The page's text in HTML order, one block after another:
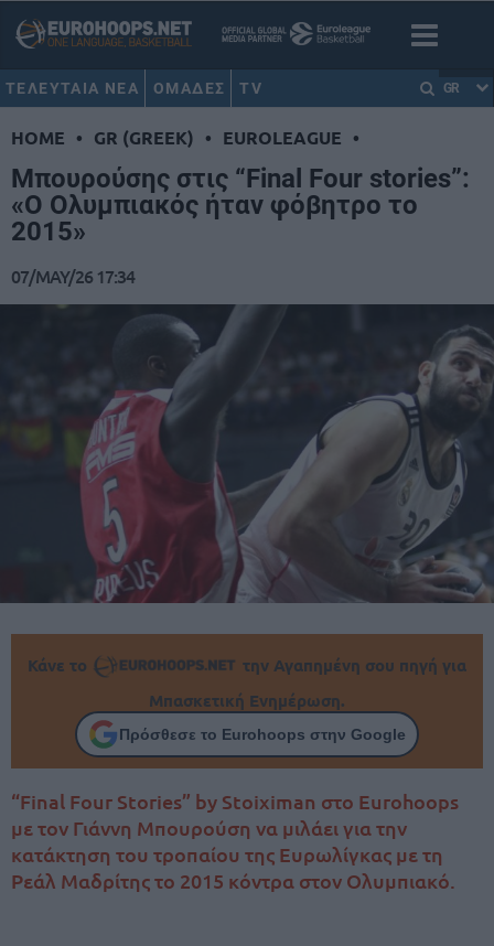
ΤΕΛΕΥΤΑΙΑ ΝΕΑ ΟΜΑΔΕΣ TV GR
HOME • GR (GREEK) • EUROLEAGUE •
Μπουρούσης στις “Final Four stories”:
«O Ολυμπιακός ήταν φόβητρο το
2015»
07/MAY/26 17:34
Κάνε το
την Αγαπημένη σου πηγή για
Μπασκετική Ενημέρωση.
Πρόσθεσε το Eurohoops στην Google
“Final Four Stories” by Stoiximan στο Eurohoops
με τον Γιάννη Μπουρούση να μιλάει για την
κατάκτηση του τροπαίου της Ευρωλίγκας με τη
Ρεάλ Μαδρίτης το 2015 κόντρα στον Ολυμπιακό.